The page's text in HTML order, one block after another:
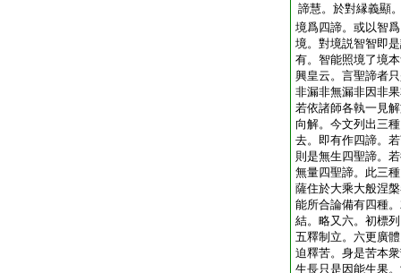
諦慧。於對縁義顯
境爲四諦。或以智
境。對境説智智即
有。智能照境了境
興皇云。言聖諦者
非漏非無漏非因非
若依諸師各執一見
向解。今文列出三
去。即有作四諦。
則是無生四聖諦。
無量四聖諦。此三
薩住於大乘大般涅
能所合論備有四種
結。略又六。初標
五釋制立。六更廣
迫釋苦。身是苦本
生長只是因能生果